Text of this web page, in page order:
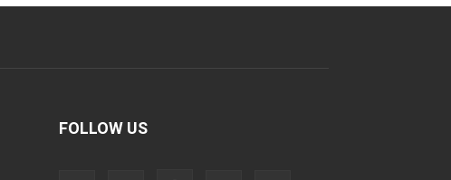
FOLLOW US